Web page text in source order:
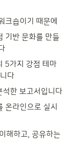
크숍이기 때문에
기반 문화를 만들
5가지 강점 테마
다
석한 보고서입니다
온라인으로 실시
해하고, 공유하는